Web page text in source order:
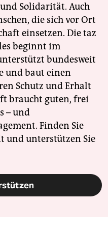
Solidarität. Auch
die sich vor Ort
einsetzen. Die taz
beginnt im
bundesweit
und baut einen
Schutz und Erhalt
braucht guten, frei
– und
Finden Sie
und unterstützen Sie